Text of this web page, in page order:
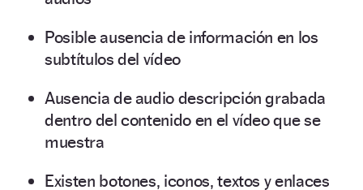
Posible ausencia de información en los
subtítulos del vídeo
Ausencia de audio descripción grabada
dentro del contenido en el vídeo que se
muestra
Existen botones, iconos, textos y enlaces